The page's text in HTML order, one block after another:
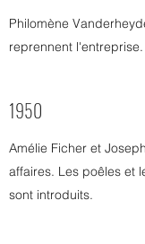
Philomène
reprennent l'entreprise.
1950
Amélie Ficher et
affaires. Les poêles et
sont introduits.